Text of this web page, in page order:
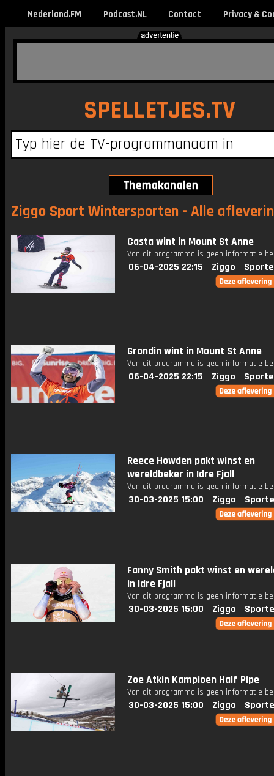
Nederland.FM Podcast.NL Contact Privacy &
SPELLETJES.TV
Ziggo Sport Wintersporten - Alle
Casta wint in Mount St Anne
Van dit programma is geen informatie
06-04-2025 22:15 Ziggo
Grondin wint in Mount St Anne
Van dit programma is geen informatie
06-04-2025 22:15 Ziggo
Reece Howden pakt winst en
wereldbeker in Idre Fjall
Van dit programma is geen informatie
30-03-2025 15:00 Ziggo
Fanny Smith pakt winst en
in Idre Fjall
Van dit programma is geen informatie
30-03-2025 15:00 Ziggo
Zoe Atkin Kampioen Half Pipe
Van dit programma is geen informatie
30-03-2025 15:00 Ziggo